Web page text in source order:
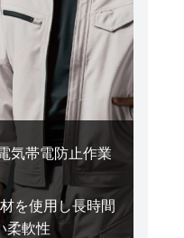
気帯電防止作業
を使用し長時間
柔軟性